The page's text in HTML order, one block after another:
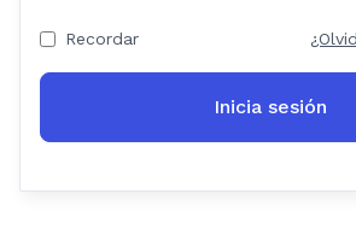
Recordar